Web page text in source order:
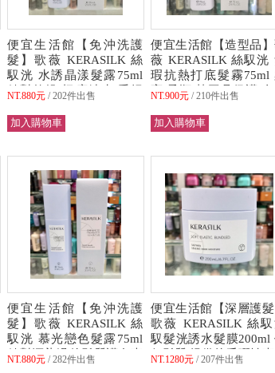
便宜生活館【免沖洗護
髮】歌薇 KERASILK 絲
馭洸 水誘晶漾髮露75ml
針對乾燥/極度缺水/受損
取)
NT.880元 202件出售
便宜生活館【造型品
薇 KERASILK 絲馭洸
瑕抗熱打底髮霧75ml
亮/柔順/熱工具保護 全
NT.900元 210件出售
便宜生活館【免沖洗護
髮】歌薇 KERASILK 絲
馭洸 慕光戀色髮露75ml
針對漂染過後髮質護色專
NT.880元 282件出售
便宜生活館【深層護髮
歌薇 KERASILK 絲
馭髮洸誘水髮膜200ml
何髮質/提供抗毛彈性專
NT.1280元 207件出售